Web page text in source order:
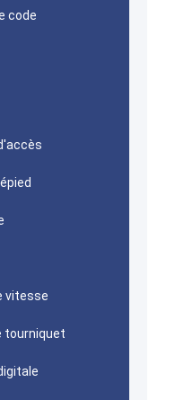
code
vitesse
tourniquet